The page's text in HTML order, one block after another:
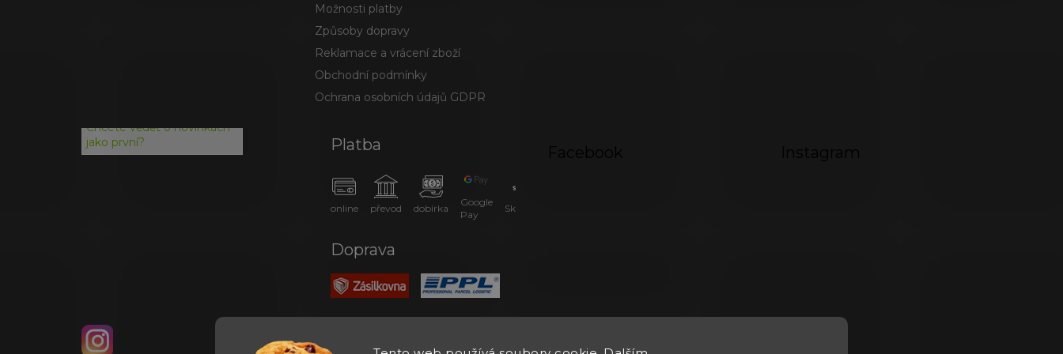
Možnosti platby
Způsoby dopravy
Reklamace a vrácení zboží
Obchodní podmínky
Ochrana osobních údajů GDPR
Chcete vědět o novinkách
jako první?
Platba
online převod dobírka
Google
Pay
SkipPay
Doprava